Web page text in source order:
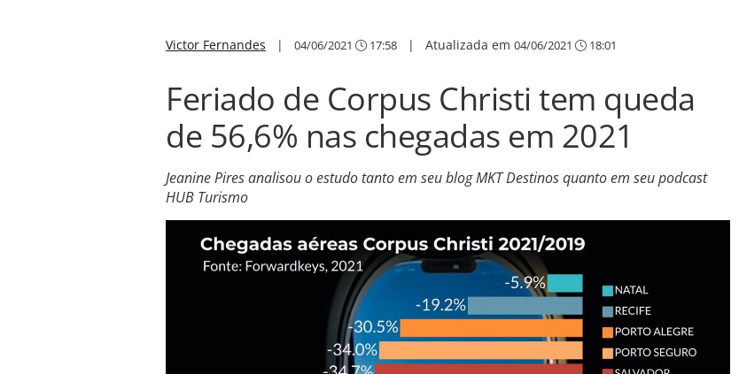
Victor Fernandes | 04/06/2021 17:58 | Atualizada em 04/06/2021 18:01
Feriado de Corpus Christi tem queda
de 56,6% nas chegadas em 2021
Jeanine Pires analisou o estudo tanto em seu blog MKT Destinos quanto em seu podcast
HUB Turismo